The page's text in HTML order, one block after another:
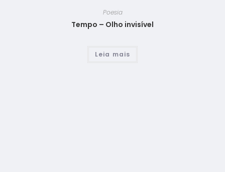
Poesia
Tempo – Olho invisível
Leia mais